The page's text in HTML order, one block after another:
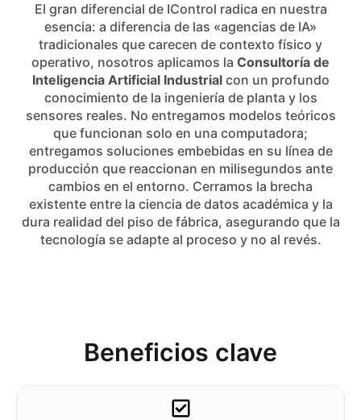
El gran diferencial de IControl radica en nuestra
esencia: a diferencia de las «agencias de IA»
tradicionales que carecen de contexto físico y
operativo, nosotros aplicamos la Consultoría de
Inteligencia Artificial Industrialcon un profundo
conocimiento de la ingeniería de planta y los
sensores reales. No entregamos modelos teóricos
que funcionan solo en una computadora;
entregamos soluciones embebidas en su línea de
producción que reaccionan en milisegundos ante
cambios en el entorno. Cerramos la brecha
existente entre la ciencia de datos académica y la
dura realidad del piso de fábrica, asegurando que la
tecnología se adapte al proceso y no al revés.
Beneficios clave